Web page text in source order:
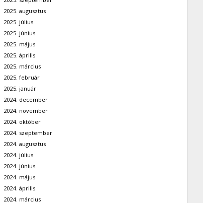
2025. augusztus
2025. július
2025. június
2025. május
2025. április
2025. március
2025. február
2025. január
2024. december
2024. november
2024. október
2024. szeptember
2024. augusztus
2024. július
2024. június
2024. május
2024. április
2024. március